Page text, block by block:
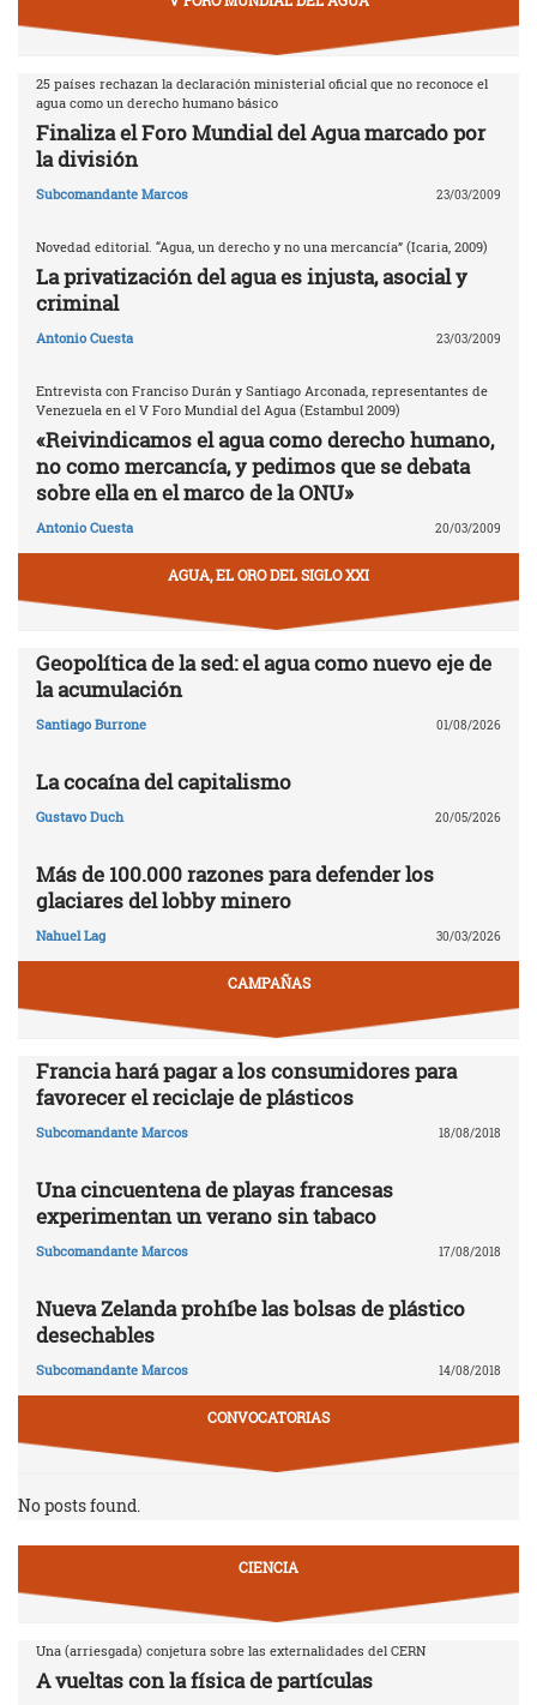
25 países rechazan la declaración ministerial oficial que no reconoce el
agua como un derecho humano básico
Finaliza el Foro Mundial del Agua marcado por
la división
Subcomandante Marcos 23/03/2009
Novedad editorial. “Agua, un derecho y no una mercancía” (Icaria, 2009)
La privatización del agua es injusta, asocial y
criminal
Antonio Cuesta 23/03/2009
Entrevista con Franciso Durán y Santiago Arconada, representantes de
Venezuela en el V Foro Mundial del Agua (Estambul 2009)
«Reivindicamos el agua como derecho humano,
no como mercancía, y pedimos que se debata
sobre ella en el marco de la ONU»
Antonio Cuesta 20/03/2009
AGUA, EL ORO DEL SIGLO XXI
Geopolítica de la sed: el agua como nuevo eje de
la acumulación
Santiago Burrone 01/08/2026
La cocaína del capitalismo
Gustavo Duch 20/05/2026
Más de 100.000 razones para defender los
glaciares del lobby minero
Nahuel Lag 30/03/2026
CAMPAÑAS
Francia hará pagar a los consumidores para
favorecer el reciclaje de plásticos
Subcomandante Marcos 18/08/2018
Una cincuentena de playas francesas
experimentan un verano sin tabaco
Subcomandante Marcos 17/08/2018
Nueva Zelanda prohíbe las bolsas de plástico
desechables
Subcomandante Marcos 14/08/2018
CONVOCATORIAS
No posts found.
CIENCIA
Una (arriesgada) conjetura sobre las externalidades del CERN
A vueltas con la física de partículas